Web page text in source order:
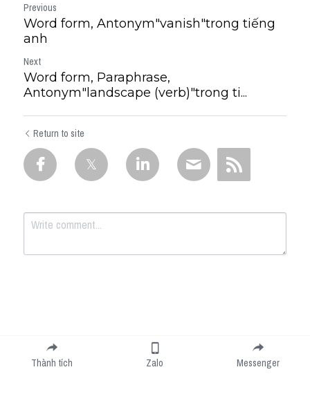
Previous
Word form, Antonym"vanish"trong tiếng
anh
Next
Word form, Paraphrase,
Antonym"landscape (verb)"trong ti...
Return to site
Submit
Thành tích Zalo Messenger